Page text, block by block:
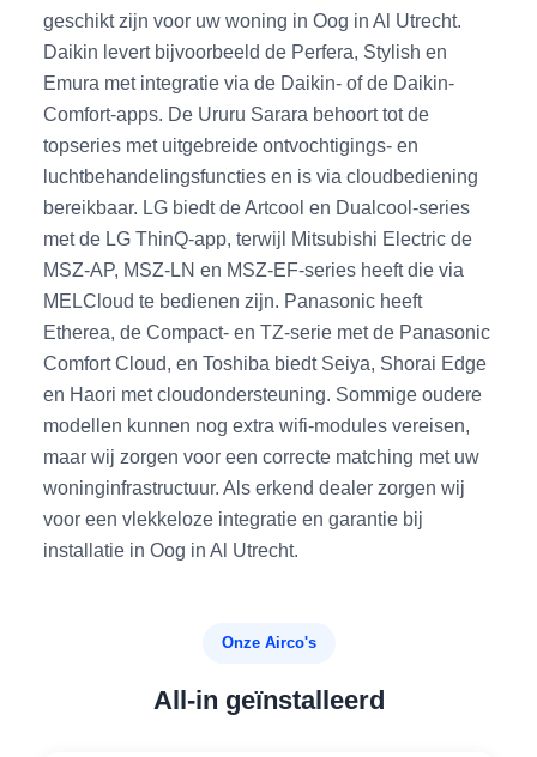
geschikt zijn voor uw woning in Oog in Al Utrecht.
Daikin levert bijvoorbeeld de Perfera, Stylish en
Emura met integratie via de Daikin- of de Daikin-
Comfort-apps. De Ururu Sarara behoort tot de
topseries met uitgebreide ontvochtigings- en
luchtbehandelingsfuncties en is via cloudbediening
bereikbaar. LG biedt de Artcool en Dualcool-series
met de LG ThinQ-app, terwijl Mitsubishi Electric de
MSZ-AP, MSZ-LN en MSZ-EF-series heeft die via
MELCloud te bedienen zijn. Panasonic heeft
Etherea, de Compact- en TZ-serie met de Panasonic
Comfort Cloud, en Toshiba biedt Seiya, Shorai Edge
en Haori met cloudondersteuning. Sommige oudere
modellen kunnen nog extra wifi-modules vereisen,
maar wij zorgen voor een correcte matching met uw
woninginfrastructuur. Als erkend dealer zorgen wij
voor een vlekkeloze integratie en garantie bij
installatie in Oog in Al Utrecht.
Onze Airco's
All-in geïnstalleerd